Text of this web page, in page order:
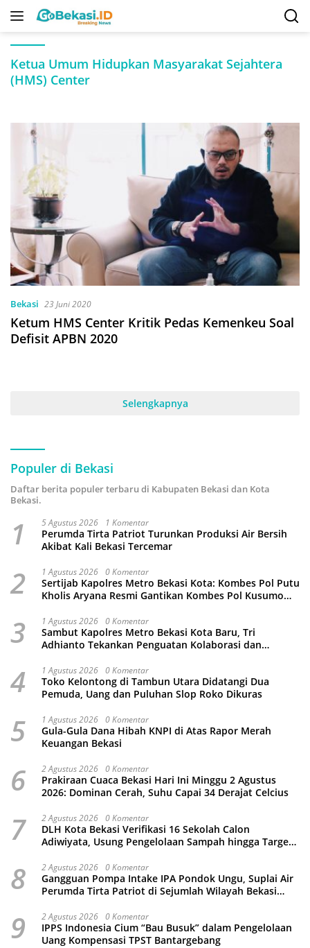
Langsung
Ketua Umum Hidupkan Masyarakat Sejahtera
(HMS) Center
Bekasi 23 Juni 2020
Ketum HMS Center Kritik Pedas Kemenkeu Soal
Defisit APBN 2020
Selengkapnya
Populer di Bekasi
Daftar berita populer terbaru di Kabupaten Bekasi dan Kota
Bekasi.
1 5 Agustus 2026 1 Komentar
Perumda Tirta Patriot Turunkan Produksi Air Bersih
Akibat Kali Bekasi Tercemar
2 1 Agustus 2026 0 Komentar
Sertijab Kapolres Metro Bekasi Kota: Kombes Pol Putu
Kholis Aryana Resmi Gantikan Kombes Pol Kusumo
3 1 Agustus 2026 0 Komentar
Sambut Kapolres Metro Bekasi Kota Baru, Tri
Adhianto Tekankan Penguatan Kolaborasi dan
4 1 Agustus 2026 0 Komentar
Toko Kelontong di Tambun Utara Didatangi Dua
Pemuda, Uang dan Puluhan Slop Roko Dikuras
5 1 Agustus 2026 0 Komentar
Gula-Gula Dana Hibah KNPI di Atas Rapor Merah
Keuangan Bekasi
6 2 Agustus 2026 0 Komentar
Prakiraan Cuaca Bekasi Hari Ini Minggu 2 Agustus
2026: Dominan Cerah, Suhu Capai 34 Derajat Celcius
7 2 Agustus 2026 0 Komentar
DLH Kota Bekasi Verifikasi 16 Sekolah Calon
Adiwiyata, Usung Pengelolaan Sampah hingga Target
8 2 Agustus 2026 0 Komentar
Gangguan Pompa Intake IPA Pondok Ungu, Suplai Air
Perumda Tirta Patriot di Sejumlah Wilayah Bekasi
9 2 Agustus 2026 0 Komentar
IPPS Indonesia Cium “Bau Busuk” dalam Pengelolaan
Uang Kompensasi TPST Bantargebang